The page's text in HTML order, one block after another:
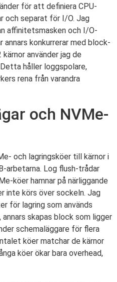
för att definiera CPU-
och separat för I/O. Jag
affinitetsmasken och I/O-
konkurrerar med block-
kärnor använder jag de
håller loggspolare,
rena från varandra
och NVMe-
och lagringsköer till kärnor i
arbetarna. Log flush-trådar
köer hamnar på närliggande
inte körs över sockeln. Jag
för lagring som används
skapas block som ligger
schemaläggare för flera
köer matchar de kärnor
köer ökar bara overhead,